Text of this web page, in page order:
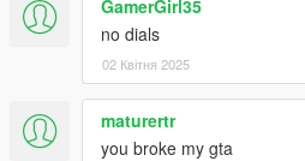
GamerGirl35
no dials
02 Квітня 2025
maturertr
you broke my gta